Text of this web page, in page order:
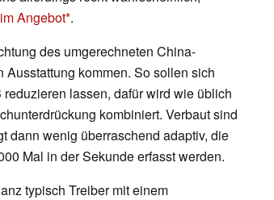
Angebot .
des umgerechneten China-
kommen. So sollen sich
lassen, dafür wird wie üblich
kombiniert. Verbaut sind
dann wenig überraschend adaptiv, die
Mal in der Sekunde erfasst werden.
typisch Treiber mit einem